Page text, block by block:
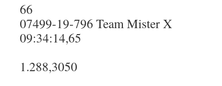
66
07499-19-796 Team Mister X
09:34:14,65
1.288,3050